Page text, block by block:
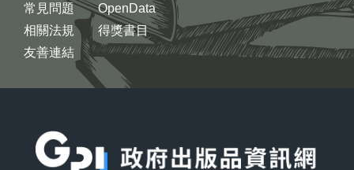
常見問題
相關法規
友善連結
OpenData
得獎書目